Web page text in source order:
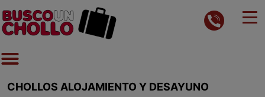
CHOLLOS ALOJAMIENTO Y DESAYUNO